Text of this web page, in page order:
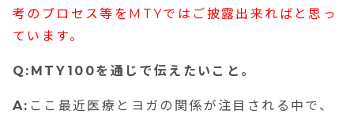
考のプロセス等をMTYではご披露出来ればと思っ
ています。
Q:MTY100を通じで伝えたいこと。
A: ここ最近医療とヨガの関係が注目される中で、